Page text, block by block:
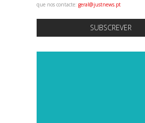
que nos contacte: geral@justnews.pt
SUBSCREVER